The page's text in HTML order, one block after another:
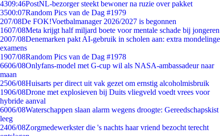
4309:46PostNL-bezorger steekt bewoner na ruzie over pakket
3500:07Random Pics van de Dag #1979
207/08De FOK!Voetbalmanager 2026/2027 is begonnen
1607/08Meta krijgt half miljard boete voor mentale schade bij jongeren
2007/08Denemarken pakt AI-gebruik in scholen aan: extra mondelinge
examens
1907/08Random Pics van de Dag #1978
6606/08Onlyfans-model met G-cup wil als NASA-ambassadeur naar
maan
2506/08Huisarts per direct uit vak gezet om ernstig alcoholmisbruik
1906/08Drone met explosieven bij Duits vliegveld voedt vrees voor
hybride aanval
6006/08Waterschappen slaan alarm wegens droogte: Gereedschapskist
leeg
2406/08Zorgmedewerkster die 's nachts haar vriend bezocht terecht